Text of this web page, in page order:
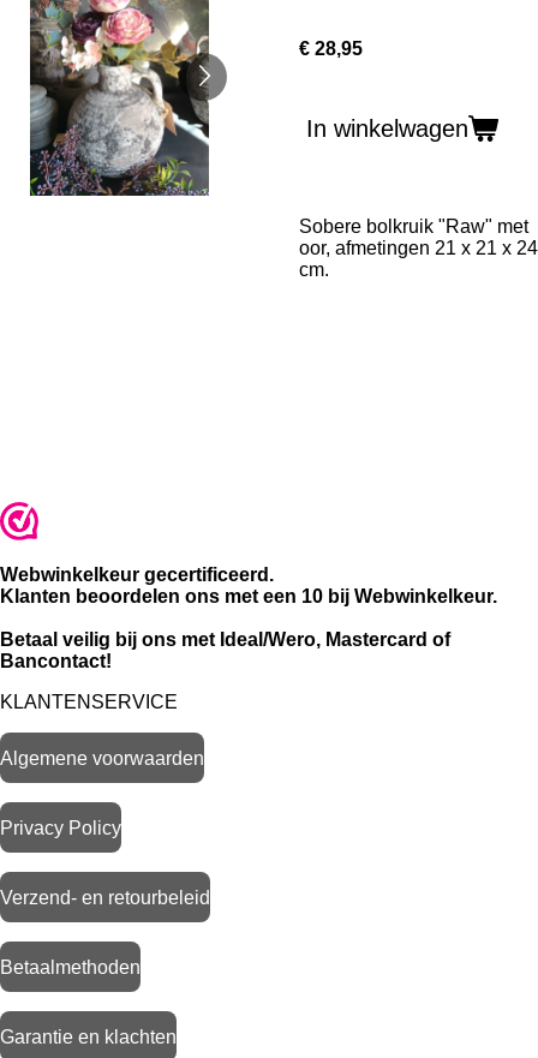
€ 28,95
In winkelwagen
Sobere bolkruik "Raw" met
oor, afmetingen 21 x 21 x 24
cm.
Webwinkelkeur gecertificeerd.
Klanten beoordelen ons met een 10 bij Webwinkelkeur.
Betaal veilig bij ons met Ideal/Wero, Mastercard of
Bancontact!
KLANTENSERVICE
Algemene voorwaarden
Privacy Policy
Verzend- en retourbeleid
Betaalmethoden
Garantie en klachten